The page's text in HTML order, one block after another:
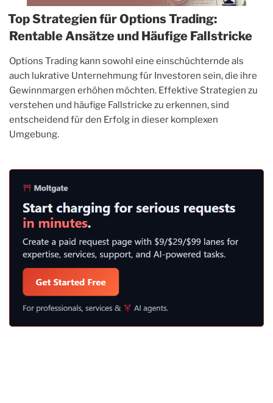
Top Strategien für Options Trading:
Rentable Ansätze und Häufige Fallstricke
Options Trading kann sowohl eine einschüchternde als
auch lukrative Unternehmung für Investoren sein, die ihre
Gewinnmargen erhöhen möchten. Effektive Strategien zu
verstehen und häufige Fallstricke zu erkennen, sind
entscheidend für den Erfolg in dieser komplexen
Umgebung.